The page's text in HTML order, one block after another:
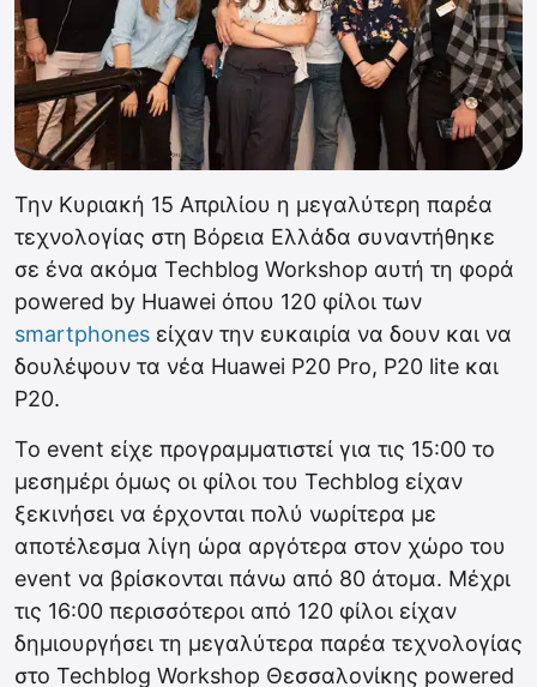
Την Κυριακή 15 Απριλίου η μεγαλύτερη παρέα
τεχνολογίας στη Βόρεια Ελλάδα συναντήθηκε
σε ένα ακόμα Techblog Workshop αυτή τη φορά
powered by Huawei όπου 120 φίλοι των
smartphones είχαν την ευκαιρία να δουν και να
δουλέψουν τα νέα Huawei P20 Pro, P20 lite και
P20.
Το event είχε προγραμματιστεί για τις 15:00 το
μεσημέρι όμως οι φίλοι του Techblog είχαν
ξεκινήσει να έρχονται πολύ νωρίτερα με
αποτέλεσμα λίγη ώρα αργότερα στον χώρο του
event να βρίσκονται πάνω από 80 άτομα. Μέχρι
τις 16:00 περισσότεροι από 120 φίλοι είχαν
δημιουργήσει τη μεγαλύτερα παρέα τεχνολογίας
στο Techblog Workshop Θεσσαλονίκης powered